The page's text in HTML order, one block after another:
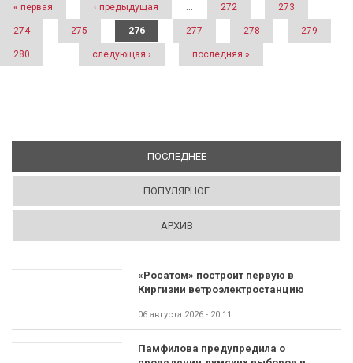
« первая ‹ предыдущая … 272 273
274 275 276 277 278 279
280 … следующая › последняя »
ПОСЛЕДНЕЕ(АКТИВНАЯ ВКЛАДКА)
ПОПУЛЯРНОЕ
АРХИВ
«Росатом» построит первую в
Киргизии ветроэлектростанцию
06 августа 2026 - 20:11
Памфилова предупредила о